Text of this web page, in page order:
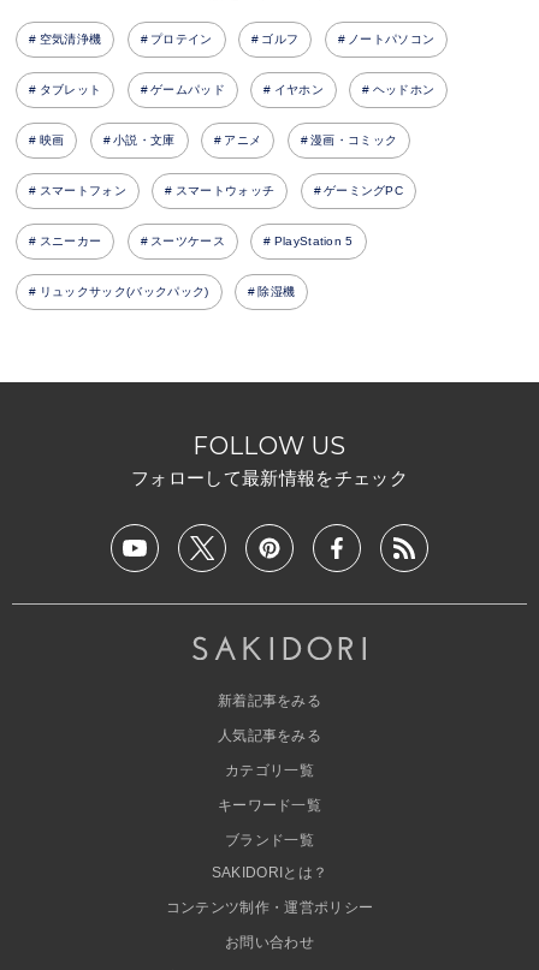
空気清浄機 プロテイン ゴルフ ノートパソコン
タブレット ゲームパッド イヤホン ヘッドホン
映画 小説・文庫 アニメ 漫画・コミック
スマートフォン スマートウォッチ ゲーミングPC
スニーカー スーツケース PlayStation 5
リュックサック(バックパック) 除湿機
FOLLOW US
フォローして最新情報をチェック
新着記事をみる
人気記事をみる
カテゴリ一覧
キーワード一覧
ブランド一覧
SAKIDORIとは？
コンテンツ制作・運営ポリシー
お問い合わせ